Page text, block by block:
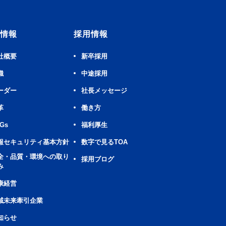
報
概要
ダー
セキュリティ基本方針
・品質・環境への取り
経営
未来牽引企業
らせ
採用情報
新卒採用
中途採用
社長メッセージ
働き方
福利厚生
数字で見るTOA
採用ブログ